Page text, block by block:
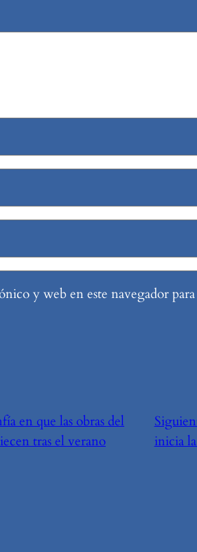
y web en este navegador
en que las obras del
tras el verano
inicia